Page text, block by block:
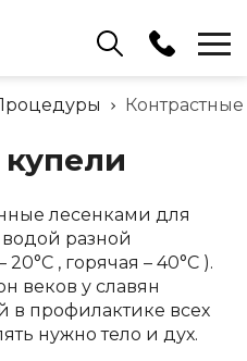
503 91 15
503 91 10
лесенками для
разной
, горячая – 40°С ).
веков у славян
в профилактике всех
нужно тело и дух.